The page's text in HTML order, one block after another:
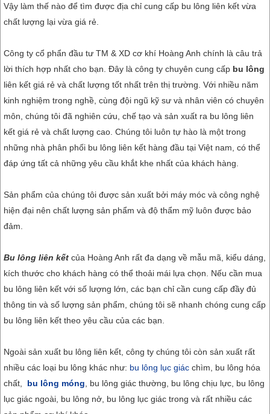
Vậy làm thế nào để tìm được địa chỉ cung cấp bu lông liên kết vừa
chất lượng lại vừa giá rẻ.
Công ty cổ phẩn đầu tư TM & XD cơ khí Hoàng Anh chính là câu trả
lời thích hợp nhất cho bạn. Đây là công ty chuyên cung cấp bu lông
liên kết giá rẻ và chất lượng tốt nhất trên thị trường. Với nhiều năm
kinh nghiệm trong nghề, cùng đội ngũ kỹ sư và nhân viên có chuyên
môn, chúng tôi đã nghiên cứu, chế tạo và sản xuất ra bu lông liên
kết giá rẻ và chất lượng cao. Chúng tôi luôn tự hào là một trong
những nhà phân phối bu lông liên kết hàng đầu tại Việt nam, có thể
đáp ứng tất cả những yêu cầu khắt khe nhất của khách hàng.
Sản phẩm của chúng tôi được sản xuất bởi máy móc và công nghệ
hiện đại nên chất lượng sản phẩm và độ thẩm mỹ luôn được bảo
đảm.
Bu lông liên kết của Hoàng Anh rất đa dạng về mẫu mã, kiểu dáng,
kích thước cho khách hàng có thể thoải mái lựa chọn. Nếu cần mua
bu lông liên kết với số lượng lớn, các bạn chỉ cần cung cấp đầy đủ
thông tin và số lượng sản phẩm, chúng tôi sẽ nhanh chóng cung cấp
bu lông liên kết theo yêu cầu của các bạn.
Ngoài sản xuất bu lông liên kết, công ty chúng tôi còn sản xuất rất
nhiều các loại bu lông khác như: bu lông lục giác chìm, bu lông hóa
chất, bu lông móng , bu lông giác thường, bu lông chịu lực, bu lông
lục giác ngoài, bu lông nở, bu lông lục giác trong và rất nhiều các